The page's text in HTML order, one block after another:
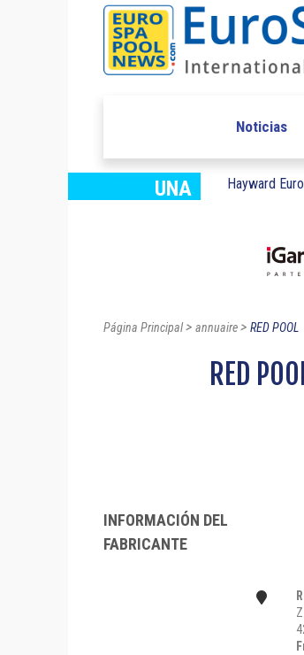
Noticias
UNA Hayward
Página Principal> annuaire> RED POOL
RED
INFORMACIÓN DEL
FABRICANTE